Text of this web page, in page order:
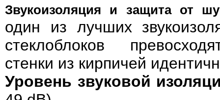
Звукоизоляция и защита от
один из лучших
стеклоблоков
стенки из кирпичей
Уровень звуковой